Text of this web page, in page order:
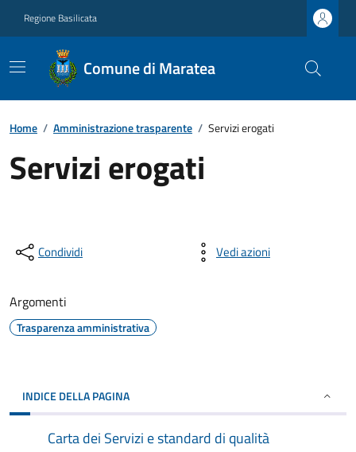
Regione Basilicata
Comune di Maratea
Home / Amministrazione trasparente / Servizi erogati
Servizi erogati
Condividi Vedi azioni
Argomenti
Trasparenza amministrativa
INDICE DELLA PAGINA
Carta dei Servizi e standard di qualità